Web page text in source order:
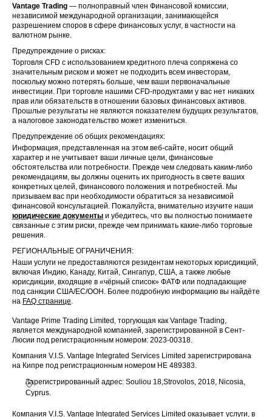
Vantage Trading — полноправный член Финансовой комиссии,
независимой международной организации, занимающейся
разрешением споров в сфере финансовых услуг, в частности на
валютном рынке.
Предупреждение о рисках:
Торговля CFD с использованием кредитного плеча сопряжена со
значительным риском и может не подходить всем инвесторам,
поскольку можно потерять больше, чем ваши первоначальные
инвестиции. При торговле нашими CFD-продуктами у вас нет никаких
прав или обязательств в отношении базовых финансовых активов.
Прошлые результаты не являются показателем будущих результатов,
а налоговое законодательство может измениться.
Предупреждение об общих рекомендациях:
Информация, представленная на этом веб-сайте, носит общий
характер и не учитывает ваши личные цели, финансовые
обстоятельства или потребности. Прежде чем следовать каким-либо
рекомендациям, вы должны оценить их пригодность в свете ваших
конкретных целей, финансового положения и потребностей. Мы
призываем вас при необходимости обратиться за независимой
финансовой консультацией. Пожалуйста, внимательно изучите наши
юридические документы и убедитесь, что вы полностью понимаете
связанные с этим риски, прежде чем принимать какие-либо торговые
решения.
РЕГИОНАЛЬНЫЕ ОГРАНИЧЕНИЯ:
Наши услуги не предоставляются резидентам некоторых юрисдикций,
включая Индию, Канаду, Китай, Сингапур, США, а также любые
юрисдикции, входящие в «чёрный список» ФАТФ или подпадающие
под санкции США/ЕС/ООН. Более подробную информацию вы найдёте
на FAQ странице.
Vantage Prime Trading Limited, торгующая как Vantage Trading,
является международной компанией, зарегистрированной в Сент-
Люсии под регистрационным номером: 2023-00318.
Компания V.I.S. Vantage Integrated Services Limited зарегистрирована
на Кипре под регистрационным номером HE 489383.
Зарегистрированный адрес: Souliou 18,Strovolos, 2018, Nicosia,
Cyprus.
Компания V.I.S. Vantage Integrated Services Limited оказывает услуги, в